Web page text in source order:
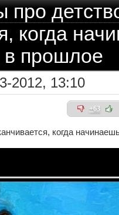
про
когда
в прошлое
2012, 13:10
+63
когда